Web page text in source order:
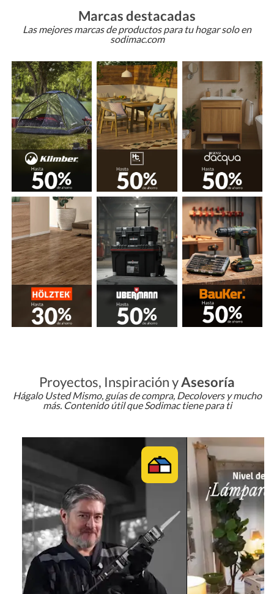
Marcas destacadas
Las mejores marcas de productos para tu hogar solo en
sodimac.com
Proyectos, Inspiración yAsesoría
Hágalo Usted Mismo, guías de compra, Decolovers y mucho
más. Contenido útil que Sodimac tiene para ti